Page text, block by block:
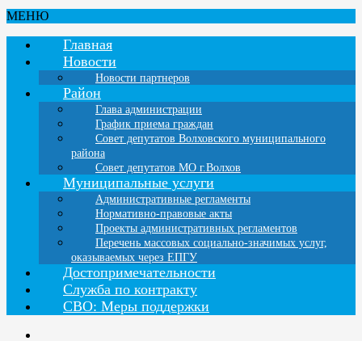
МЕНЮ
Главная
Новости
Новости партнеров
Район
Глава администрации
График приема граждан
Совет депутатов Волховского муниципального
района
Совет депутатов МО г.Волхов
Муниципальные услуги
Административные регламенты
Нормативно-правовые акты
Проекты административных регламентов
Перечень массовых социально-значимых услуг,
оказываемых через ЕПГУ
Достопримечательности
Служба по контракту
СВО: Меры поддержки